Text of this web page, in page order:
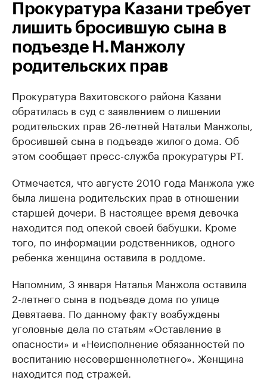
Прокуратура Казани требует
лишить бросившую сына в
подъезде Н.Манжолу
родительских прав
Прокуратура Вахитовского района Казани
обратилась в суд с заявлением о лишении
родительских прав 26-летней Натальи Манжолы,
бросившей сына в подъезде жилого дома. Об
этом сообщает пресс-служба прокуратуры РТ.
Отмечается, что августе 2010 года Манжола уже
была лишена родительских прав в отношении
старшей дочери. В настоящее время девочка
находится под опекой своей бабушки. Кроме
того, по информации родственников, одного
ребенка женщина оставила в роддоме.
Напомним, 3 января Наталья Манжола оставила
2-летнего сына в подъезде дома по улице
Девятаева. По данному факту возбуждены
уголовные дела по статьям «Оставление в
опасности» и «Неисполнение обязанностей по
воспитанию несовершеннолетнего». Женщина
находится под стражей.